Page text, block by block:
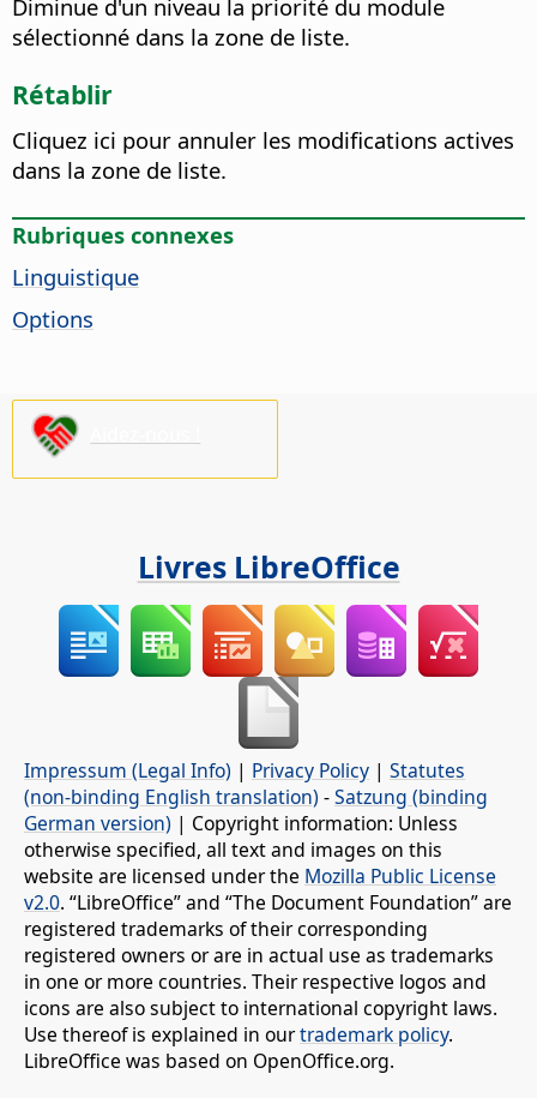
Diminue d'un niveau la priorité du module
sélectionné dans la zone de liste.
Rétablir
Cliquez ici pour annuler les modifications actives
dans la zone de liste.
Rubriques connexes
Linguistique
Options
Livres LibreOffice
Impressum (Legal Info) | Privacy Policy | Statutes
(non-binding English translation) -Satzung (binding
German version) | Copyright information: Unless
otherwise specified, all text and images on this
website are licensed under the Mozilla Public License
v2.0. “LibreOffice” and “The Document Foundation” are
registered trademarks of their corresponding
registered owners or are in actual use as trademarks
in one or more countries. Their respective logos and
icons are also subject to international copyright laws.
Use thereof is explained in ourtrademark policy.
LibreOffice was based on OpenOffice.org.